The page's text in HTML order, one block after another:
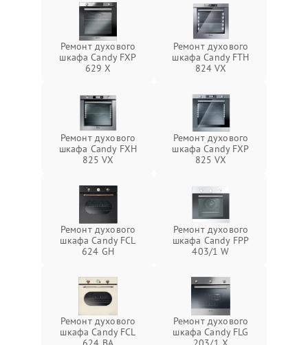
Ремонт духового
шкафа Candy FXP
629 X
Ремонт духового
шкафа Candy FTH
824 VX
Ремонт духового
шкафа Candy FXH
825 VX
Ремонт духового
шкафа Candy FXP
825 VX
Ремонт духового
шкафа Candy FCL
624 GH
Ремонт духового
шкафа Candy FPP
403/1 W
Ремонт духового
шкафа Candy FCL
Ремонт духового
шкафа Candy FLG